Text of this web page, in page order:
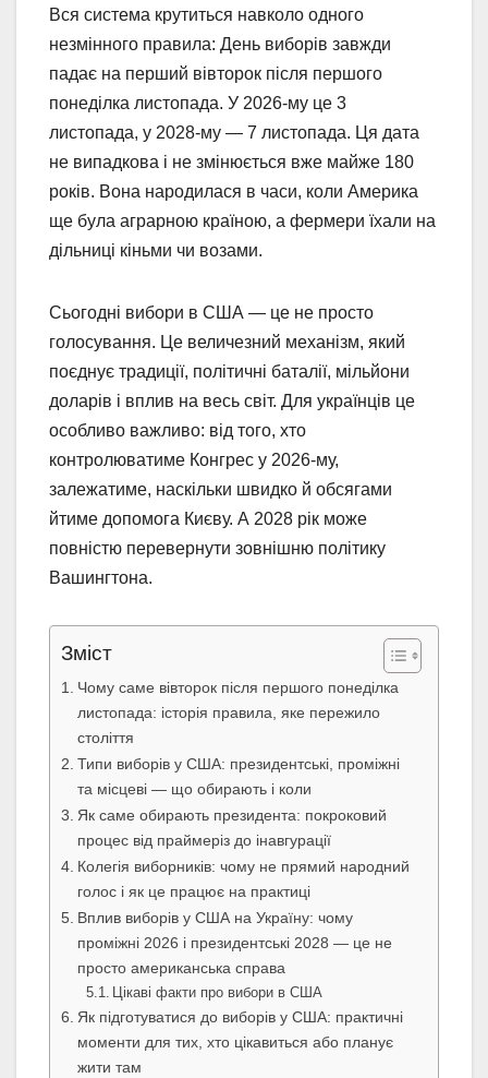
Вся система крутиться навколо одного
незмінного правила: День виборів завжди
падає на перший вівторок після першого
понеділка листопада. У 2026-му це 3
листопада, у 2028-му — 7 листопада. Ця дата
не випадкова і не змінюється вже майже 180
років. Вона народилася в часи, коли Америка
ще була аграрною країною, а фермери їхали на
дільниці кіньми чи возами.
Сьогодні вибори в США — це не просто
голосування. Це величезний механізм, який
поєднує традиції, політичні баталії, мільйони
доларів і вплив на весь світ. Для українців це
особливо важливо: від того, хто
контролюватиме Конгрес у 2026-му,
залежатиме, наскільки швидко й обсягами
йтиме допомога Києву. А 2028 рік може
повністю перевернути зовнішню політику
Вашингтона.
Зміст
Чому саме вівторок після першого понеділка
листопада: історія правила, яке пережило
століття
Типи виборів у США: президентські, проміжні
та місцеві — що обирають і коли
Як саме обирають президента: покроковий
процес від праймеріз до інавгурації
Колегія виборників: чому не прямий народний
голос і як це працює на практиці
Вплив виборів у США на Україну: чому
проміжні 2026 і президентські 2028 — це не
просто американська справа
Цікаві факти про вибори в США
Як підготуватися до виборів у США: практичні
моменти для тих, хто цікавиться або планує
жити там